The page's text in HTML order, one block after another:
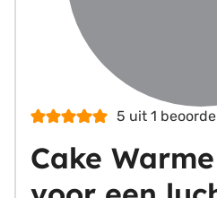
5 uit 1
Cake